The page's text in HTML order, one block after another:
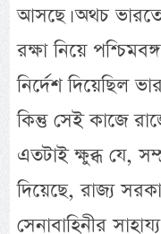
আসছে। অথচ
রক্ষা নিয়ে
নির্দেশ দিয়েছিল
কিন্তু সেই কাজে
এতটাই ক্ষুব্ধ যে,
দিয়েছে, রাজ্য
সেনাবাহিনীর